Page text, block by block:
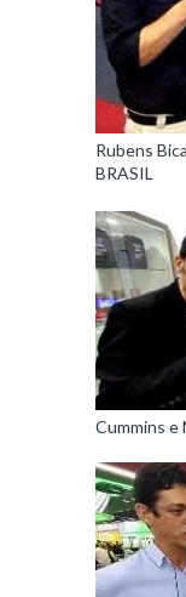
Rubens
BRASIL
Cummins e